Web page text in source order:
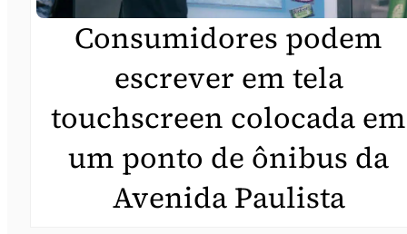
Consumidores podem
escrever em tela
touchscreen colocada em
um ponto de ônibus da
Avenida Paulista